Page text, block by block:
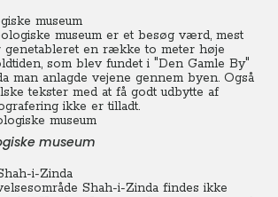
museum
museum er et besøg værd, mest
en række to meter høje
som blev fundet i "Den Gamle By"
man anlagde vejene gennem byen. Også
tekster med at få godt udbytte af
ikke er tilladt.
museum
i-Zinda
Shah-i-Zinda findes ikke